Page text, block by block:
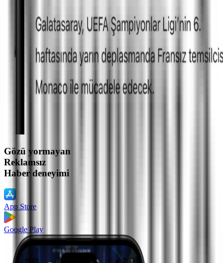
Gözü yormayan
Reklamsız
Haber deneyimi
App Store
Google Play